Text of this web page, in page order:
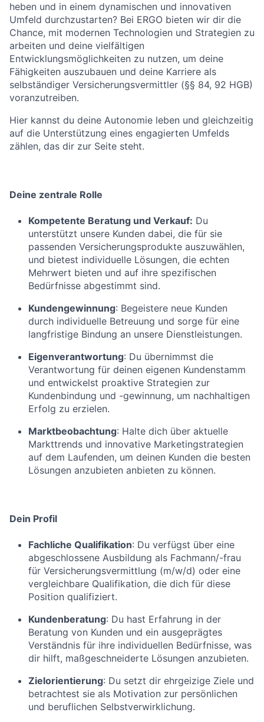
heben und in einem dynamischen und innovativen
Umfeld durchzustarten? Bei ERGO bieten wir dir die
Chance, mit modernen Technologien und Strategien zu
arbeiten und deine vielfältigen
Entwicklungsmöglichkeiten zu nutzen, um deine
Fähigkeiten auszubauen und deine Karriere als
selbständiger Versicherungsvermittler (§§ 84, 92 HGB)
voranzutreiben.
Hier kannst du deine Autonomie leben und gleichzeitig
auf die Unterstützung eines engagierten Umfelds
zählen, das dir zur Seite steht.
Deine zentrale Rolle
Kompetente Beratung und Verkauf: Du
unterstützt unsere Kunden dabei, die für sie
passenden Versicherungsprodukte auszuwählen,
und bietest individuelle Lösungen, die echten
Mehrwert bieten und auf ihre spezifischen
Bedürfnisse abgestimmt sind.
Kundengewinnung: Begeistere neue Kunden
durch individuelle Betreuung und sorge für eine
langfristige Bindung an unsere Dienstleistungen.
Eigenverantwortung: Du übernimmst die
Verantwortung für deinen eigenen Kundenstamm
und entwickelst proaktive Strategien zur
Kundenbindung und -gewinnung, um nachhaltigen
Erfolg zu erzielen.
Marktbeobachtung: Halte dich über aktuelle
Markttrends und innovative Marketingstrategien
auf dem Laufenden, um deinen Kunden die besten
Lösungen anzubieten anbieten zu können.
Dein Profil
Fachliche Qualifikation: Du verfügst über eine
abgeschlossene Ausbildung als Fachmann/-frau
für Versicherungsvermittlung (m/w/d) oder eine
vergleichbare Qualifikation, die dich für diese
Position qualifiziert.
Kundenberatung: Du hast Erfahrung in der
Beratung von Kunden und ein ausgeprägtes
Verständnis für ihre individuellen Bedürfnisse, was
dir hilft, maßgeschneiderte Lösungen anzubieten.
Zielorientierung: Du setzt dir ehrgeizige Ziele und
betrachtest sie als Motivation zur persönlichen
und beruflichen Selbstverwirklichung.